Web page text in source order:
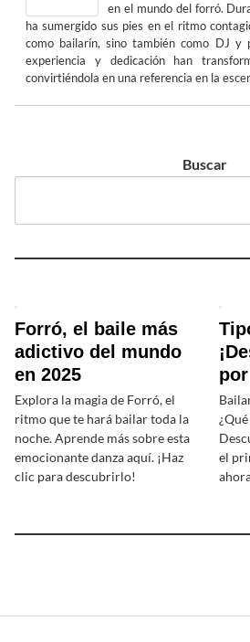
en el mundo del forró.
ha sumergido sus pies en el ritmo
como bailarín, sino también como DJ y
experiencia y dedicación han
convirtiéndola en una referencia en la
Buscar
Forró, el baile más
adictivo del mundo
en 2025
Explora la magia de Forró, el
ritmo que te hará bailar toda la
noche. Aprende más sobre esta
emocionante danza aquí. ¡Haz
clic para descubrirlo!
el